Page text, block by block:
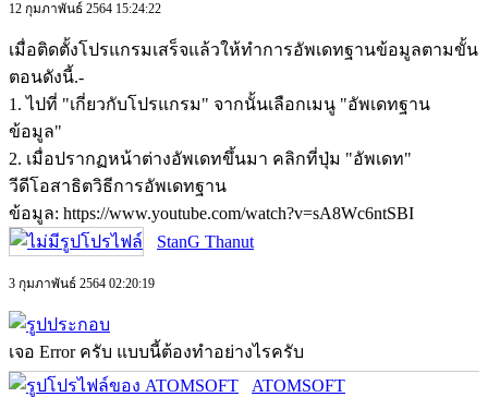
12 กุมภาพันธ์ 2564 15:24:22
เมื่อติดตั้งโปรแกรมเสร็จแล้วให้ทำการอัพเดทฐานข้อมูลตามขั้น
ตอนดังนี้.-
1. ไปที่ "เกี่ยวกับโปรแกรม" จากนั้นเลือกเมนู "อัพเดทฐาน
ข้อมูล"
2. เมื่อปรากฏหน้าต่างอัพเดทขึ้นมา คลิกที่ปุ่ม "อัพเดท"
วีดีโอสาธิตวิธีการอัพเดทฐาน
ข้อมูล: https://www.youtube.com/watch?v=sA8Wc6ntSBI
StanG Thanut
3 กุมภาพันธ์ 2564 02:20:19
เจอ Error ครับ แบบนี้ต้องทำอย่างไรครับ
ATOMSOFT